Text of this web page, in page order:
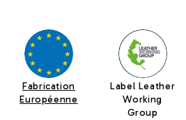
Fabrication
Européenne
Label Leather
Working
Group